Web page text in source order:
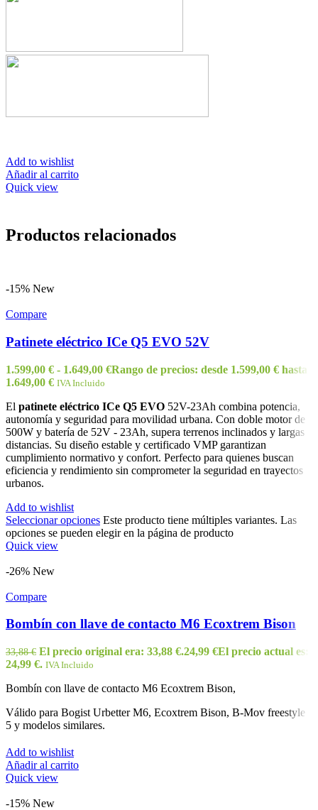
Add to wishlist
Añadir al carrito
Quick view
Productos relacionados
-15% New
Compare
Patinete eléctrico ICe Q5 EVO 52V
1.599,00 € - 1.649,00 €Rango de precios: desde 1.599,00 € hasta
1.649,00 € IVA Incluido
El patinete eléctrico ICe Q5 EVO 52V-23Ah combina potencia,
autonomía y seguridad para movilidad urbana. Con doble motor de
500W y batería de 52V - 23Ah, supera terrenos inclinados y largas
distancias. Su diseño estable y certificado VMP garantizan
cumplimiento normativo y confort. Perfecto para quienes buscan
eficiencia y rendimiento sin comprometer la seguridad en trayectos
urbanos.
Add to wishlist
Seleccionar opciones Este producto tiene múltiples variantes. Las
opciones se pueden elegir en la página de producto
Quick view
-26% New
Compare
Bombín con llave de contacto M6 Ecoxtrem Bison
33,88€ El precio original era: 33,88 €.24,99 €El precio actual es:
24,99 €. IVA Incluido
Bombín con llave de contacto M6 Ecoxtrem Bison,
Válido para Bogist Urbetter M6, Ecoxtrem Bison, B-Mov freestyle
5 y modelos similares.
Add to wishlist
Añadir al carrito
Quick view
-15% New